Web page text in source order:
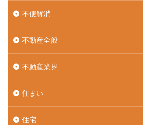
不便解消
不動産全般
不動産業界
住まい
住宅